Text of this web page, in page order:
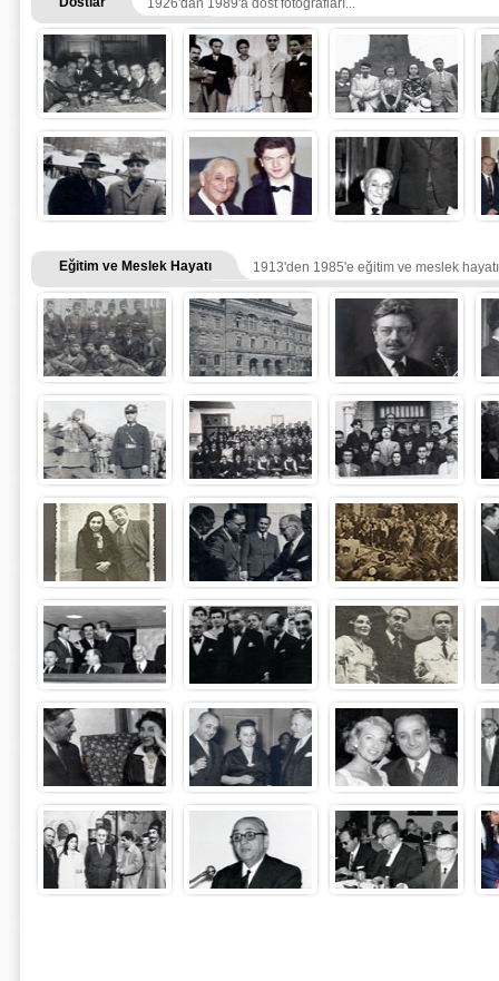
1926'dan 1989'a dost fotoğrafları...
Eğitim ve Meslek Hayatı 1913'den 1985'e eğitim ve meslek